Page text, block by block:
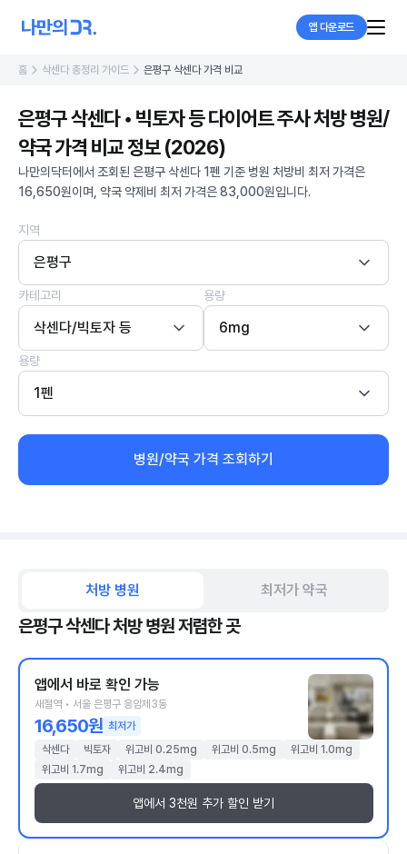
앱 다운로드
홈 삭센다 총정리 가이드 은평구 삭센다 가격 비교
은평구 삭센다 • 빅토자 등 다이어트 주사 처방 병원/
약국 가격 비교 정보 (2026)
나만의닥터에서 조회된 은평구 삭센다 1펜 기준 병원 처방비 최저 가격은
16,650원이며, 약국 약제비 최저 가격은 83,000원입니다.
지역
은평구
카테고리
삭센다/빅토자 등
용량
6mg
용량
1펜
병원/약국 가격 조회하기
처방 병원 최저가 약국
은평구 삭센다 처방 병원 저렴한 곳
앱에서 바로 확인 가능
새절역 • 서울 은평구 응암제3동
16,650원 최저가
삭센다
빅토자 위고비 0.25mg 위고비 0.5mg
위고비 1.0mg
위고비 1.7mg
위고비 2.4mg
앱에서 3천원 추가 할인 받기